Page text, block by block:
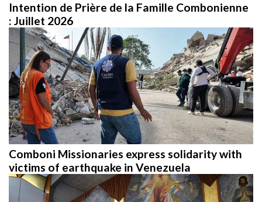
Intention de Prière de la Famille Combonienne
: Juillet 2026
Comboni Missionaries express solidarity with
victims of earthquake in Venezuela